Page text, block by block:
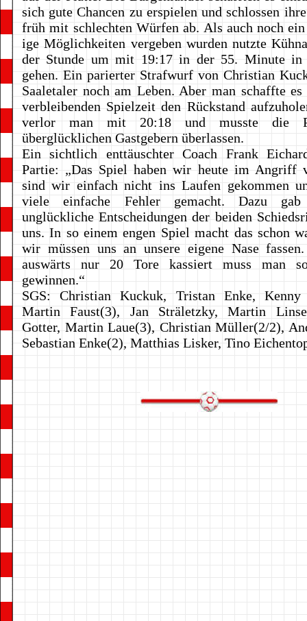
sich gute Chancen zu erspielen und schlossen
früh mit schlechten Würfen ab. Als auch noch
ige Möglichkeiten vergeben wurden nutzte
der Stunde um mit 19:17 in der 55. Minute in
gehen. Ein parierter Strafwurf von Christian
Saaletaler noch am Leben. Aber man schaffte
verbleibenden Spielzeit den Rückstand
verlor man mit 20:18 und musste die
überglücklichen Gastgebern überlassen.
Ein sichtlich enttäuschter Coach Frank
Partie: „Das Spiel haben wir heute im Angriff
sind wir einfach nicht ins Laufen gekommen
viele einfache Fehler gemacht. Dazu
unglückliche Entscheidungen der beiden
uns. In so einem engen Spiel macht das schon
wir müssen uns an unsere eigene Nase
auswärts nur 20 Tore kassiert muss man
gewinnen.“
SGS: Christian Kuckuk, Tristan Enke, Kenny
Martin Faust(3), Jan Sträletzky, Martin
Gotter, Martin Laue(3), Christian Müller(2/2),
Sebastian Enke(2), Matthias Lisker, Tino